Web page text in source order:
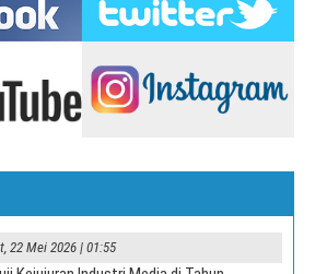
22 Mei 2026 | 01:55